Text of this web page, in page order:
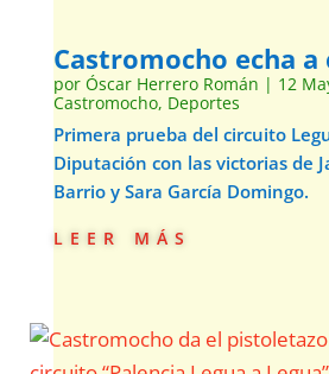
Castromocho echa
por Óscar Herrero Román | 12
Castromocho, Deportes
Primera prueba del circuito
Diputación con las victorias de
Barrio y Sara García Domingo.
leer más